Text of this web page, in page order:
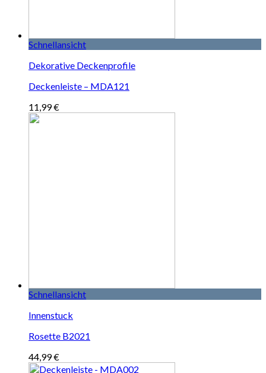
Schnellansicht
Dekorative Deckenprofile
Deckenleiste – MDA121
11,99€
Schnellansicht
Innenstuck
Rosette B2021
44,99€